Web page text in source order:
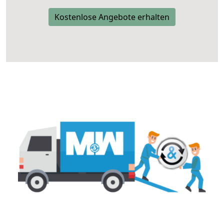
Kostenlose Angebote erhalten